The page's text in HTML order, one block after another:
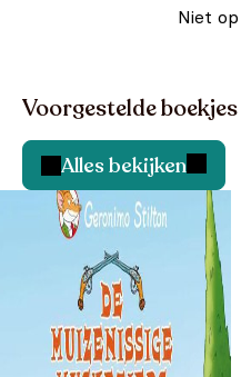
Niet
Voorgestelde
Alles bekijken